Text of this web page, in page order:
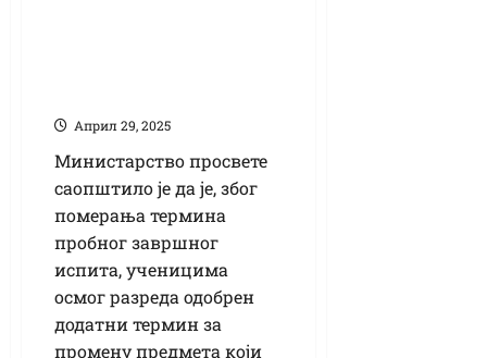
Април 29, 2025
Министарство просвете
саопштило је да је, због
померања термина
пробног завршног
испита, ученицима
осмог разреда одобрен
додатни термин за
промену предмета који